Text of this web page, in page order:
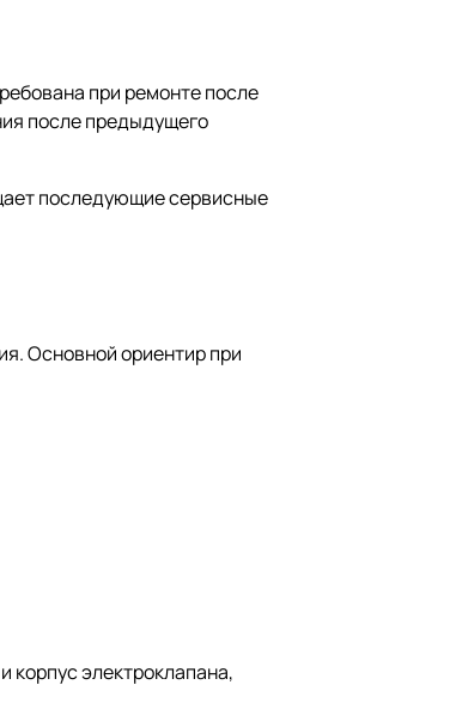
при ремонте после
после предыдущего
последующие сервисные
Основной ориентир при
корпус электроклапана,